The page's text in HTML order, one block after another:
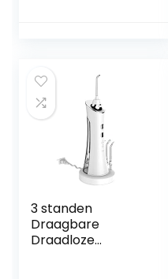
3 standen
Draagbare
Draadloze